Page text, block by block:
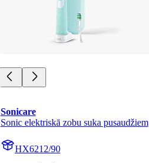
Sonicare
Sonic elektriskā zobu suka pusaudžiem
HX6212/90